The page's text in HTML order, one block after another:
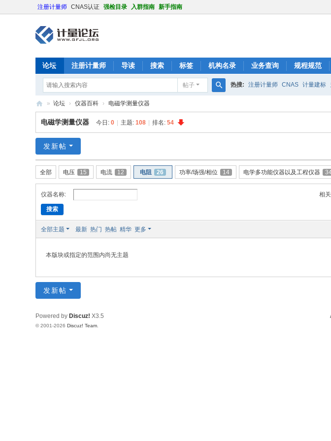
注册计量师 CNAS认证 强检目录 入群指南 新手指南
论坛 注册计量师 导读 搜索 标签 机构名录 业务查询 规程规范
帖子
索
热搜: 注册计量师 CNAS 计量建标
量
坛
» 论坛 › 仪器百科 › 电磁学测量仪器
电磁学测量仪器 今日: 0 主题: 108 排名: 54
发新帖
全部 电压 15 电流 12 电阻 26 功率/场强/相位 14 电学多功能仪器以及工程仪器
仪器名称: 相
搜索
全部主题 最新 热门 热帖 精华 更多
本版块或指定的范围内尚无主题
发新帖
Powered by Discuz! X3.5
© 2001-2026 Discuz! Team